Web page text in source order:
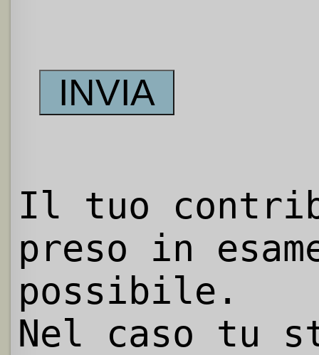
Il tuo
preso in
possibile.
Nel caso tu